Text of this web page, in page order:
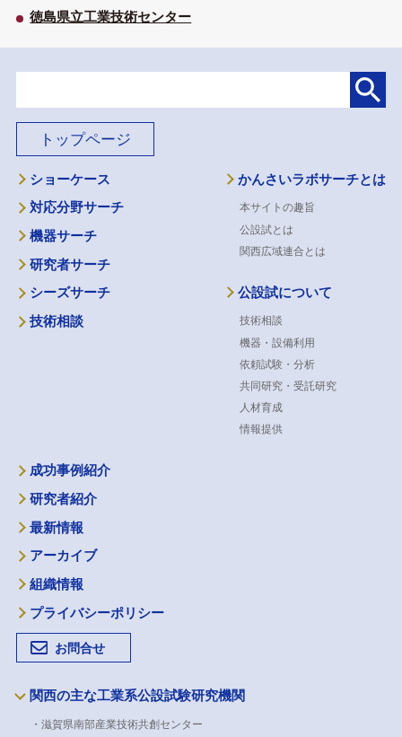
徳島県立工業技術センター
トップページ
ショーケース
対応分野サーチ
機器サーチ
研究者サーチ
シーズサーチ
技術相談
かんさいラボサーチとは
本サイトの趣旨
公設試とは
関西広域連合とは
公設試について
技術相談
機器・設備利用
依頼試験・分析
共同研究・受託研究
人材育成
情報提供
成功事例紹介
研究者紹介
最新情報
アーカイブ
組織情報
プライバシーポリシー
お問合せ
関西の主な工業系公設試験研究機関
・滋賀県南部産業技術共創センター